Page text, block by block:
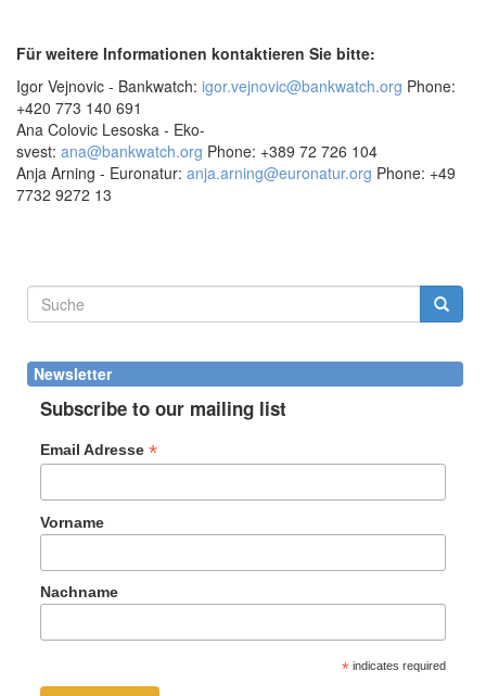
Für weitere Informationen kontaktieren Sie bitte:
Igor Vejnovic - Bankwatch: igor.vejnovic@bankwatch.org Phone:
+420 773 140 691
Ana Colovic Lesoska - Eko-
svest: ana@bankwatch.org Phone: +389 72 726 104
Anja Arning - Euronatur: anja.arning@euronatur.org Phone: +49
7732 9272 13
Suchformular
Newsletter
Subscribe to our mailing list
Email Adresse*
Vorname
Nachname
* indicates required